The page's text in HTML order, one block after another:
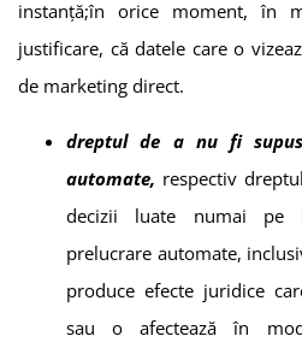
instanță;în orice moment, în
justificare, că datele care o
de marketing direct.
dreptul de a nu fi
automate, respectiv
decizii luate numai pe
prelucrare automate,
produce efecte juridice
sau o afectează în